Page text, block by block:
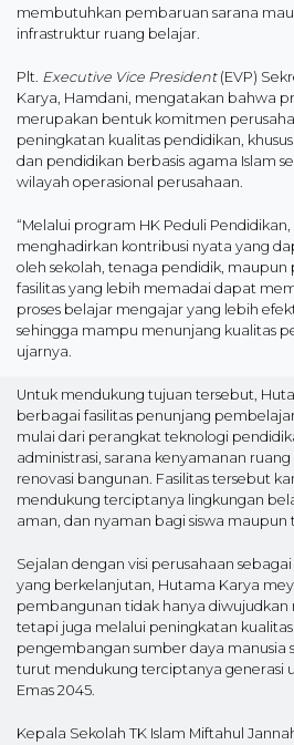
membutuhkan pembaruan sarana
infrastruktur ruang belajar.
Plt. Executive Vice President (EVP)
Karya, Hamdani, mengatakan bahwa
merupakan bentuk komitmen
peningkatan kualitas pendidikan,
dan pendidikan berbasis agama Islam
wilayah operasional perusahaan.
“Melalui program HK Peduli
menghadirkan kontribusi nyata yang
oleh sekolah, tenaga pendidik, maupun
fasilitas yang lebih memadai dapat
proses belajar mengajar yang lebih
sehingga mampu menunjang kualitas
ujarnya.
Untuk mendukung tujuan tersebut,
berbagai fasilitas penunjang
mulai dari perangkat teknologi
administrasi, sarana kenyamanan
renovasi bangunan. Fasilitas tersebut
mendukung terciptanya lingkungan
aman, dan nyaman bagi siswa maupun
Sejalan dengan visi perusahaan
yang berkelanjutan, Hutama Karya
pembangunan tidak hanya diwujudkan
tetapi juga melalui peningkatan
pengembangan sumber daya manusia
turut mendukung terciptanya generasi
Emas 2045.
Kepala Sekolah TK Islam Miftahul